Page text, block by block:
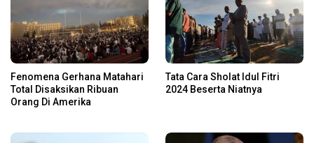
Fenomena Gerhana Matahari
Total Disaksikan Ribuan
Orang Di Amerika
Tata Cara Sholat Idul Fitri
2024 Beserta Niatnya